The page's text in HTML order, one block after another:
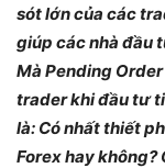
sót lớn của các
giúp các nhà đầu
Mà Pending
trader khi đầu tư
là: Có nhất thiết
Forex hay